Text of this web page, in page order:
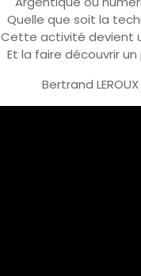
Quelle que soit la
Cette activité devient
Et la faire découvrir un
Bertrand LEROUX